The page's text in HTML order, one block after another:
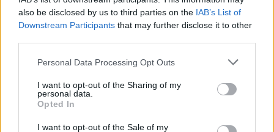
also be disclosed by us to third parties on the IAB’s List of
Downstream Participants that may further disclose it to other
Please note that this website/app uses one or more Google
not limited to your visit or usage behaviour. You may click to
grant or deny consent to Google and its third-party tags to
use your data for below specified purposes in below Google
consent section.
Personal Data Processing Opt Outs
I want to opt-out of the Sharing of my
personal data.
Opted In
I want to opt-out of the Sale of my